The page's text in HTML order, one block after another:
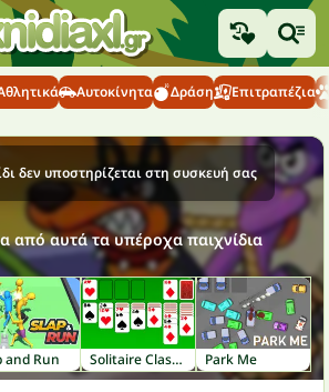
Αυτοκίνητα Δράση Επιτραπέζια
δεν υποστηρίζεται στη συσκευή σας
από αυτά τα υπέροχα παιχνίδια
and Run Solitaire Classic Park Me